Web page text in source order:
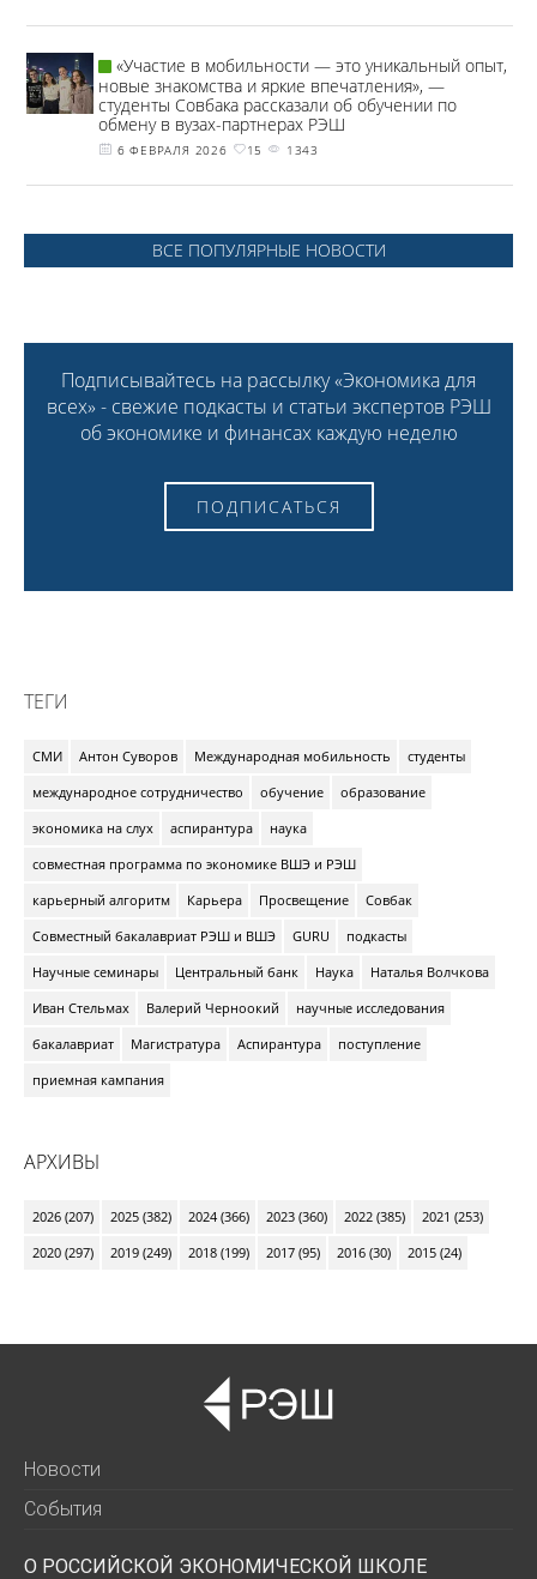
«Участие в мобильности — это уникальный опыт,
новые знакомства и яркие впечатления», —
студенты Совбака рассказали об обучении по
обмену в вузах-партнерах РЭШ
6 ФЕВРАЛЯ 2026 15 1343
ВСЕ ПОПУЛЯРНЫЕ НОВОСТИ
Подписывайтесь на рассылку «Экономика для
всех» - свежие подкасты и статьи экспертов РЭШ
об экономике и финансах каждую неделю
ПОДПИСАТЬСЯ
ТЕГИ
СМИ Антон Суворов Международная мобильность
студенты
международное сотрудничество
обучение
образование
экономика на слух
аспирантура
наука
совместная программа по экономике ВШЭ и РЭШ
карьерный алгоритм
Карьера Просвещение
Совбак
Совместный бакалавриат РЭШ и ВШЭ
GURU
подкасты
Научные семинары
Центральный банк Наука
Наталья Волчкова
Иван Стельмах
Валерий Черноокий
научные исследования
бакалавриат
Магистратура Аспирантура
поступление
приемная кампания
АРХИВЫ
2026 (207) 2025 (382) 2024 (366) 2023 (360) 2022 (385)
2021 (253)
2020 (297)
2019 (249) 2018 (199) 2017 (95) 2016 (30) 2015 (24)
Новости
События
О РОССИЙСКОЙ ЭКОНОМИЧЕСКОЙ ШКОЛЕ